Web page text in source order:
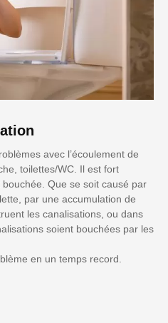
avec l’écoulement de
toilettes/WC. Il est fort
Que se soit causé par
par une accumulation de
les canalisations, ou dans
soient bouchées par les
en un temps record.